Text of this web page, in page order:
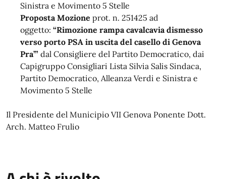
Sinistra e Movimento 5 Stelle
Proposta Mozione prot. n. 251425 ad
oggetto: “Rimozione rampa cavalcavia dismesso
verso porto PSA in uscita del casello di Genova
Pra’” dal Consigliere del Partito Democratico, dai
Capigruppo Consigliari Lista Silvia Salis Sindaca,
Partito Democratico, Alleanza Verdi e Sinistra e
Movimento 5 Stelle
Il Presidente del Municipio VII Genova Ponente Dott.
Arch. Matteo Frulio